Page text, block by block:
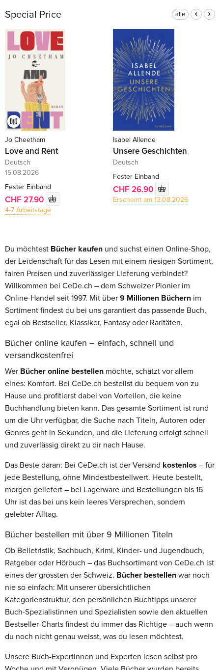
Special Price alle
Jo Cheetham
Love and Rent
Deutsch
15.08.2026
Fester Einband
CHF 27.90
4-7 Arbeitstage
Isabel Allende
Unsere Geschichten
Deutsch
Fester Einband
CHF 26.90
Erscheint am 13.08.2026
Du möchtest Bücher kaufen und suchst einen Online-Shop,
der Leidenschaft für das Lesen mit einem riesigen Sortiment,
fairen Preisen und zuverlässiger Lieferung verbindet?
Willkommen bei CeDe.ch – dem Schweizer Pionier im
Online-Handel seit 1997. Mit über 9 Millionen Büchern im
Sortiment findest du bei uns garantiert das passende Buch,
egal ob Bestseller, Klassiker, Fantasy oder Raritäten.
Bücher online kaufen – einfach, schnell und
versandkostenfrei
Wer Bücher online bestellen möchte, schätzt vor allem
eines: Komfort. Bei CeDe.ch bestellst du bequem von zu
Hause und profitierst dabei von Vorteilen, die keine
Buchhandlung bieten kann. Das gesamte Sortiment ist rund
um die Uhr verfügbar, die Suche nach Titeln, Autoren oder
Genres geht in Sekunden, und die Lieferung erfolgt schnell
und zuverlässig direkt zu dir nach Hause.
Das Beste daran: Bei CeDe.ch ist der Versand kostenlos – für
jede Bestellung, ohne Mindestbestellwert. Heute bestellt,
morgen geliefert – bei Lagerware und Bestellungen bis 16
Uhr ist das bei uns kein leeres Versprechen, sondern
gelebter Alltag.
Bücher bestellen mit über 9 Millionen Titeln
Ob Belletristik, Sachbuch, Krimi, Kinder- und Jugendbuch,
Ratgeber oder Hörbuch – das Buchsortiment von CeDe.ch ist
eines der grössten der Schweiz. Bücher bestellen war noch
nie so einfach: Mit unserer übersichtlichen
Kategorienstruktur, den persönlichen Buchtipps unserer
Buch-Spezialistinnen und Spezialisten sowie den aktuellen
Bestseller-Charts findest du immer das Richtige – auch wenn
du noch nicht genau weisst, was du lesen möchtest.
Unsere Buch-Expertinnen und Experten lesen selbst pro